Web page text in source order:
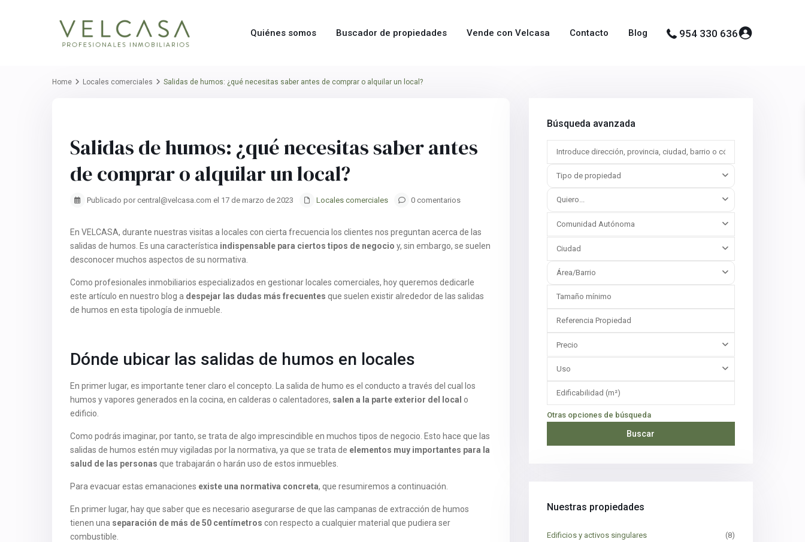
Quiénes somos Buscador de propiedades Vende con Velcasa Contacto Blog 954 330 636
Home Locales comerciales Salidas de humos: ¿qué necesitas saber antes de comprar o alquilar un local?
Salidas de humos: ¿qué necesitas saber antes
de comprar o alquilar un local?
Publicado por central@velcasa.com el 17 de marzo de 2023 Locales comerciales 0 comentarios
En VELCASA, durante nuestras visitas a locales con cierta frecuencia los clientes nos preguntan acerca de las
salidas de humos. Es una característica indispensable para ciertos tipos de negocio y, sin embargo, se suelen
desconocer muchos aspectos de su normativa.
Como profesionales inmobiliarios especializados en gestionar locales comerciales, hoy queremos dedicarle
este artículo en nuestro blog a despejar las dudas más frecuentes que suelen existir alrededor de las salidas
de humos en esta tipología de inmueble.
Dónde ubicar las salidas de humos en locales
En primer lugar, es importante tener claro el concepto. La salida de humo es el conducto a través del cual los
humos y vapores generados en la cocina, en calderas o calentadores, salen a la parte exterior del local o
edificio.
Como podrás imaginar, por tanto, se trata de algo imprescindible en muchos tipos de negocio. Esto hace que las
salidas de humos estén muy vigiladas por la normativa, ya que se trata de elementos muy importantes para la
salud de las personas que trabajarán o harán uso de estos inmuebles.
Para evacuar estas emanaciones existe una normativa concreta, que resumiremos a continuación.
En primer lugar, hay que saber que es necesario asegurarse de que las campanas de extracción de humos
tienen una separación de más de 50 centímetros con respecto a cualquier material que pudiera ser
combustible.
Búsqueda avanzada
Tipo de propiedad
Quiero...
Comunidad Autónoma
Ciudad
Área/Barrio
Precio
Uso
Otras opciones de búsqueda
Buscar
Nuestras propiedades
Edificios y activos singulares (8)